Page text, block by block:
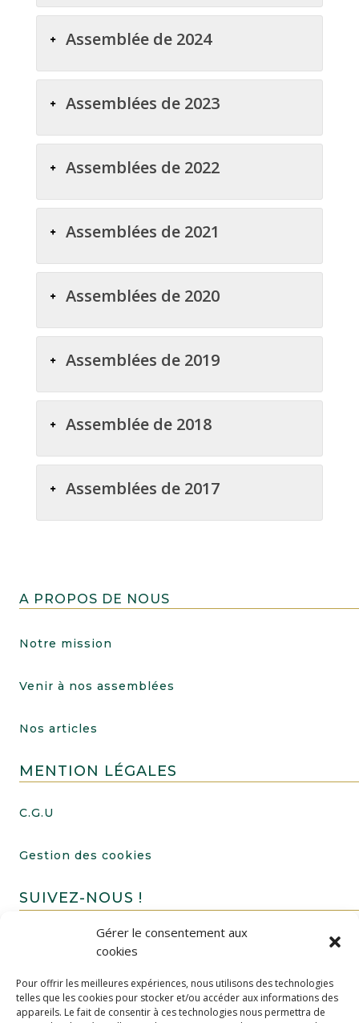
Gérer le consentement aux
cookies
Pour offrir les meilleures expériences, nous utilisons des technologies
telles que les cookies pour stocker et/ou accéder aux informations des
appareils. Le fait de consentir à ces technologies nous permettra de
Assemblée de 2024
Assemblées de 2023
Assemblées de 2022
Assemblées de 2021
Assemblées de 2020
Assemblées de 2019
Assemblée de 2018
Assemblées de 2017
A PROPOS DE NOUS
Notre mission
Venir à nos assemblées
Nos articles
MENTION LÉGALES
C.G.U
Gestion des cookies
SUIVEZ-NOUS !